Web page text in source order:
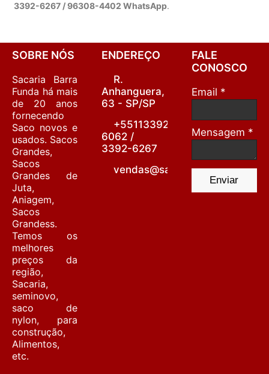
3392-6267 / 96308-4402 WhatsApp.
SOBRE NÓS
Sacaria Barra
Funda há mais
de 20 anos
fornecendo
Saco novos e
usados. Sacos
Grandes,
Sacos
Grandes de
Juta,
Aniagem,
Sacos
Grandess.
Temos os
melhores
preços da
região,
Sacaria,
seminovo,
saco de
nylon, para
construção,
Alimentos,
etc.
ENDEREÇO
R.
Anhanguera,
63 - SP/SP
+55113392-
6062 /
3392-6267
FALE
CONOSCO
Email *
Mensagem *
Enviar